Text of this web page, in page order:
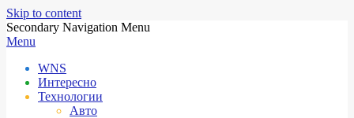
Skip to content
Secondary Navigation Menu
Menu
WNS
Интересно
Технологии
Авто